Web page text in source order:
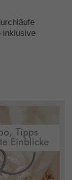
inklusive